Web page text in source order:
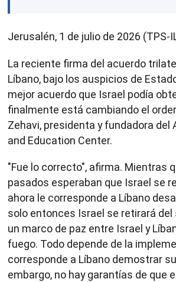
Jerusalén, 1 de julio de 2026 (TPS-
La reciente firma del acuerdo
Líbano, bajo los auspicios de
mejor acuerdo que Israel podía
finalmente está cambiando el
Zehavi, presidenta y fundadora del
and Education Center.
"Fue lo correcto", afirma. Mientras
pasados esperaban que Israel se
ahora le corresponde a Líbano
solo entonces Israel se retirará del
un marco de paz entre Israel y
fuego. Todo depende de la
corresponde a Líbano demostrar
embargo, no hay garantías de que